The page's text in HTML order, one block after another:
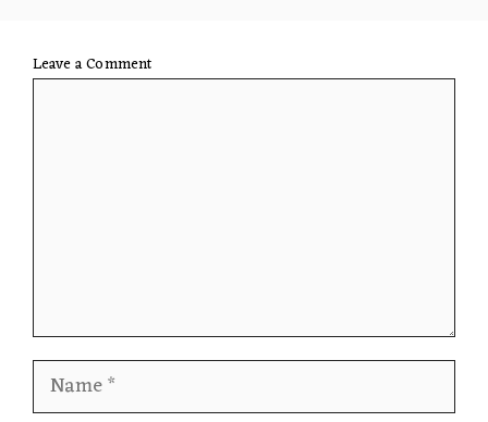
Leave a Comment
Name